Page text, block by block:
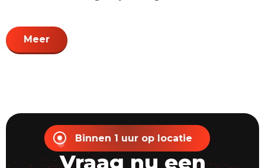
Meer
Binnen 1 uur op locatie
Vraag nu een